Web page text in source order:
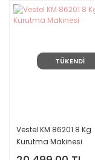
TÜKENDİ
Vestel KM 86201 8 Kg
Kurutma Makinesi